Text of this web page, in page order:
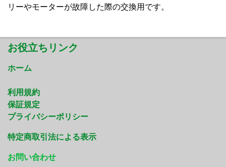
リーやモーターが故障した際の交換用です。
お役立ちリンク
ホーム
利用規約
保証規定
プライバシーポリシー
特定商取引法による表示
お問い合わせ